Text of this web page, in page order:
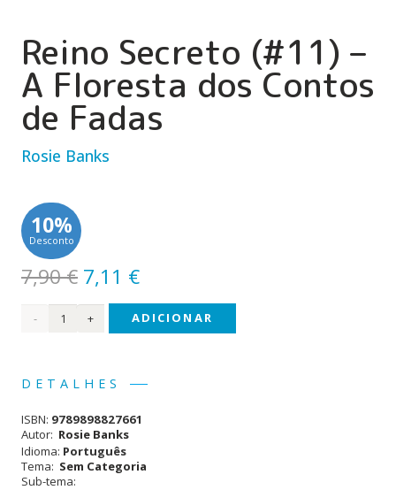
Reino Secreto (#11) –
A Floresta dos Contos
de Fadas
Rosie Banks
10%
Desconto
7,90€ O
preço
original
7,90 €.
7,11 €O
preço
atual
Quantidade
(#11)
- A
ADICIONAR
DETALHES
ISBN: 9789898827661
Autor: Rosie Banks
Idioma: Português
Tema: Sem Categoria
Sub-tema: